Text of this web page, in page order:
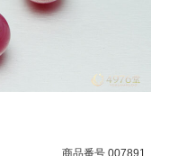
商品番号 007891